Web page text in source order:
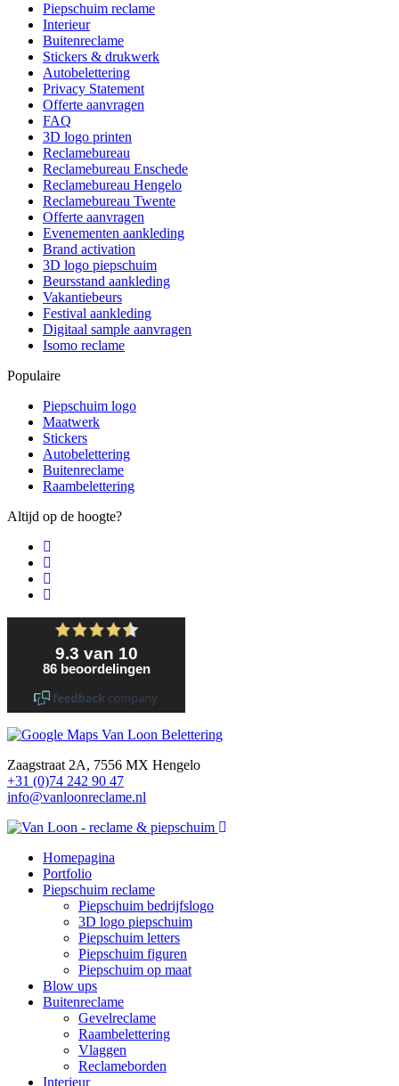
Piepschuim reclame
Interieur
Buitenreclame
Stickers & drukwerk
Autobelettering
Privacy Statement
Offerte aanvragen
FAQ
3D logo printen
Reclamebureau
Reclamebureau Enschede
Reclamebureau Hengelo
Reclamebureau Twente
Offerte aanvragen
Evenementen aankleding
Brand activation
3D logo piepschuim
Beursstand aankleding
Vakantiebeurs
Festival aankleding
Digitaal sample aanvragen
Isomo reclame
Populaire
Piepschuim logo
Maatwerk
Stickers
Autobelettering
Buitenreclame
Raambelettering
Altijd op de hoogte?
Zaagstraat 2A, 7556 MX Hengelo
+31 (0)74 242 90 47
info@vanloonreclame.nl
Homepagina
Portfolio
Piepschuim reclame
Piepschuim bedrijfslogo
3D logo piepschuim
Piepschuim letters
Piepschuim figuren
Piepschuim op maat
Blow ups
Buitenreclame
Gevelreclame
Raambelettering
Vlaggen
Reclameborden
Interieur